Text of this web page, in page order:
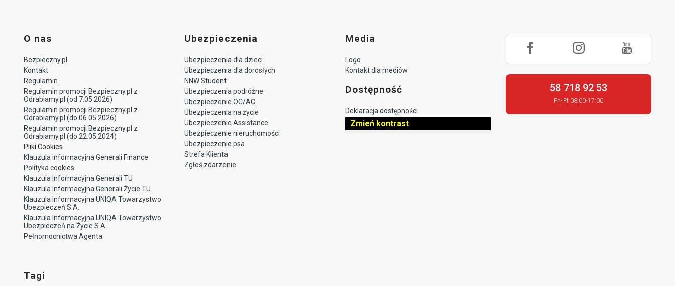
O nas
Bezpieczny.pl
Kontakt
Regulamin
Regulamin promocji Bezpieczny.pl z
Odrabiamy.pl (od 7.05.2026)
Regulamin promocji Bezpieczny.pl z
Odrabiamy.pl (do 06.05.2026)
Regulamin promocji Bezpieczny.pl z
Odrabiamy.pl (do 22.05.2024)
Pliki Cookies
Klauzula informacyjna Generali Finance
Polityka cookies
Klauzula Informacyjna Generali TU
Klauzula Informacyjna Generali Życie TU
Klauzula Informacyjna UNIQA Towarzystwo
Ubezpieczeń S.A.
Klauzula Informacyjna UNIQA Towarzystwo
Ubezpieczeń na Życie S.A.
Pełnomocnictwa Agenta
Ubezpieczenia
Ubezpieczenia dla dzieci
Ubezpieczenia dla dorosłych
NNW Student
Ubezpieczenia podróżne
Ubezpieczenie OC/AC
Ubezpieczenia na życie
Ubezpieczenie Assistance
Ubezpieczenie nieruchomości
Ubezpieczenie psa
Strefa Klienta
Zgłoś zdarzenie
Media
Logo
Kontakt dla mediów
Dostępność
Deklaracja dostępności
Zmień kontrast
58 718 92 53
Pn-Pt 08:00-17:00
Tagi